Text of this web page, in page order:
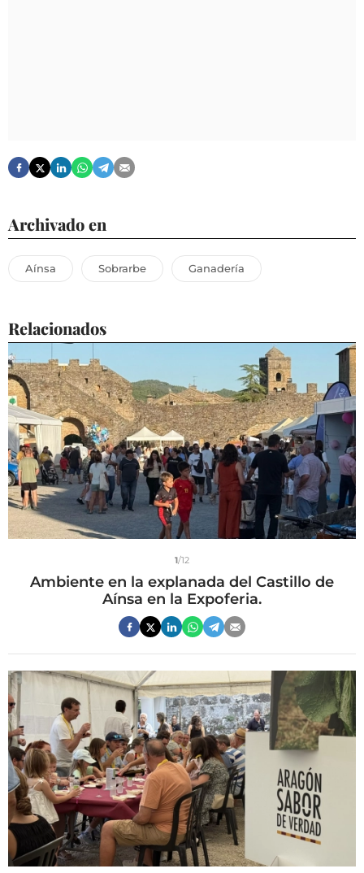
Archivado en
Aínsa Sobrarbe Ganadería
Relacionados
1/12
Ambiente en la explanada del Castillo de
Aínsa en la Expoferia.